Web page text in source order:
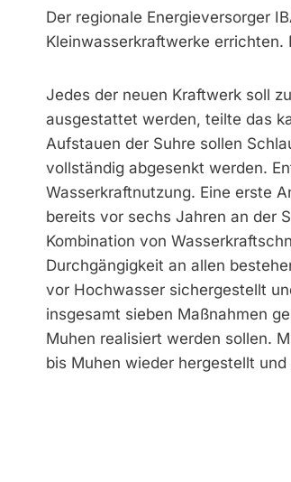
Der regionale Energieversorger
Kleinwasserkraftwerke
Jedes der neuen Kraftwerk soll
ausgestattet werden, teilte das
Aufstauen der Suhre sollen
vollständig abgesenkt werden.
Wasserkraftnutzung. Eine erste
bereits vor sechs Jahren an der
Kombination von
Durch­gängigkeit an allen
vor Hochwasser sichergestellt
insgesamt sieben Maßnahmen
Muhen realisiert werden sollen.
bis Muhen wieder hergestellt